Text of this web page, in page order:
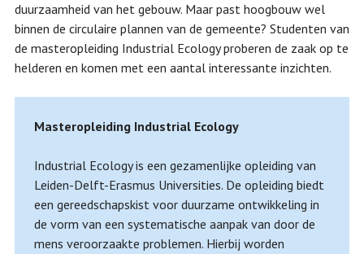
duurzaamheid van het gebouw. Maar past hoogbouw wel
binnen de circulaire plannen van de gemeente? Studenten van
de masteropleiding Industrial Ecology proberen de zaak op te
helderen en komen met een aantal interessante inzichten.
Masteropleiding Industrial Ecology
Industrial Ecology is een gezamenlijke opleiding van
Leiden-Delft-Erasmus Universities. De opleiding biedt
een gereedschapskist voor duurzame ontwikkeling in
de vorm van een systematische aanpak van door de
mens veroorzaakte problemen. Hierbij worden